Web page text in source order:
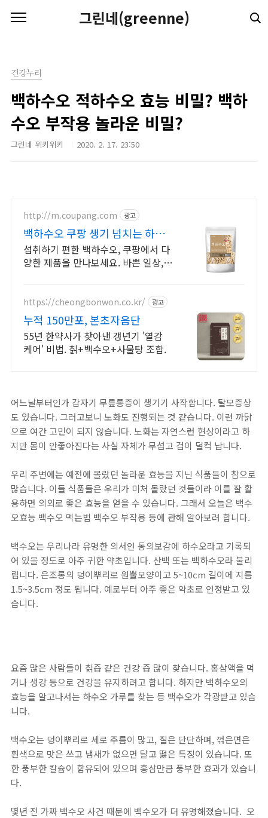
그린네(greenne)
건강누리
백하수오 적하수오 효능 비밀? 백하
수오 부작용 놀라운 비밀?
그린네 위키위키 2020. 2. 17. 23:50
http://m.coupang.com 광고
백하수오 쿠팡 생기 넘치는 하루
활력을
섭취하기 편한 백하수오, 쿠팡에서 다
양한 제품을 만나보세요. 바쁜 일상,
https://cheongbonwon.co.kr/ 광고
누적 150만포, 본초자음단
55년 한약사가 찾아낸 갱년기 '열감
케어' 비법. 칡+백수오+사물탕 조합.
어느날부터인가 갑자기 무릎통증이 생기기 사작합니다. 탈모증상
도 있습니다. 그러고보니 노화도 진행되는 것 같습니다. 이런 까닭
으로 여간 고민이 되지 않습니다. 노화는 자연스런 현상이라고 하
지만 몸이 안좋아진다는 사실 자체가 무섭고 겁이 덜컥 납니다.
우리 주변에는 예전에 몰랐던 놀라운 효능을 지닌 식품들이 참으로
많습니다. 이들 식품들은 우리가 미처 몰랐던 것들이라 이를 잘 활
용하면 의외로 좋은 효능을 얻을 수 있습니다. 그래서 오늘은 백수
오효능 백수오 먹는법 백수오 부작용 등에 관해 알아보려 합니다.
백수오는 우리나라 유명한 의서인 동의보감에 하수오라고 기록되
어 있을 정도로 아주 귀한 약초입니다. 산백 또는 백하수오라 불리
립니다. 은조롱의 덩이뿌리로 원뿔모양이고 5~10cm 길이에 지름
1.5~3.5cm 정도 됩니다. 예로부터 아주 좋은 약초로 인정받고 있
습니다.
요즘 많은 사람들이 칡즙 같은 건강 즙 많이 찾습니다. 홍삼액을 먹
거나 생강 등으로 건강을 유지하려고 합니다. 하지만 백하수오의
효능을 알고나서는 하수오 가루를 찾는 등 백수오가 각광받고 있습
니다.
백수오는 덩이뿌리로 세로 주름이 많고, 질은 단단하며, 꺾은면은
흰색으로 맛은 쓰고 냄새가 없으면 달고 떯은 특징이 있습니다. 또
한 풍부한 칼슘이 함유되어 있으며 홍삼만큼 풍부한 효과가 있습니
다.
몇년 전 가짜 백수오 사건 때문에 백수오가 더 유명해졌습니다. 오